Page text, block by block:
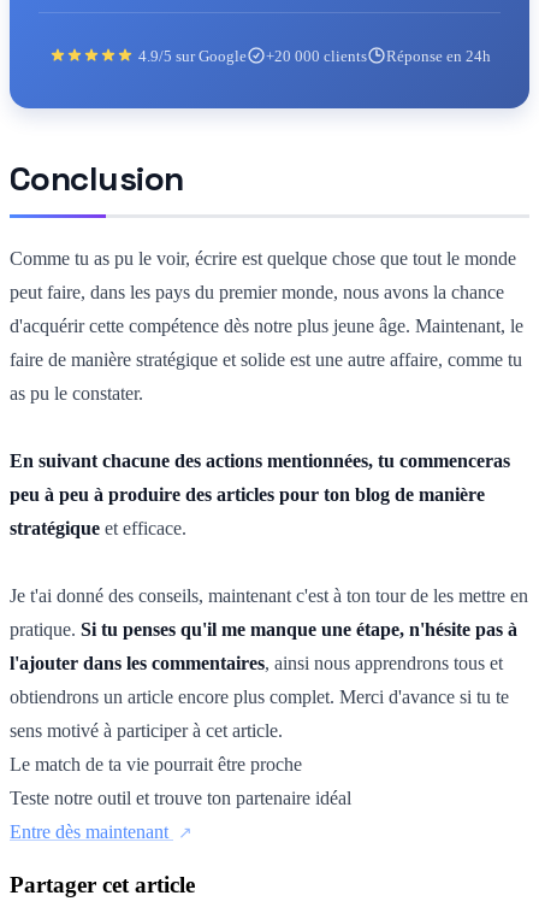
4.9/5 sur Google +20 000 clients Réponse en 24h
Conclusion
Comme tu as pu le voir, écrire est quelque chose que tout le monde
peut faire, dans les pays du premier monde, nous avons la chance
d'acquérir cette compétence dès notre plus jeune âge. Maintenant, le
faire de manière stratégique et solide est une autre affaire, comme tu
as pu le constater.
En suivant chacune des actions mentionnées, tu commenceras
peu à peu à produire des articles pour ton blog de manière
stratégique et efficace.
Je t'ai donné des conseils, maintenant c'est à ton tour de les mettre en
pratique. Si tu penses qu'il me manque une étape, n'hésite pas à
l'ajouter dans les commentaires, ainsi nous apprendrons tous et
obtiendrons un article encore plus complet. Merci d'avance si tu te
sens motivé à participer à cet article.
Le match de ta vie pourrait être proche
Teste notre outil et trouve ton partenaire idéal
Entre dès maintenant
Partager cet article